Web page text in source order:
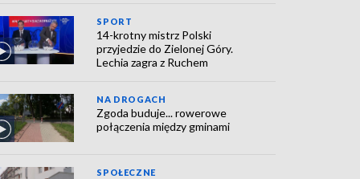
SPORT
14-krotny mistrz Polski
przyjedzie do Zielonej Góry.
Lechia zagra z Ruchem
NA DROGACH
Zgoda buduje... rowerowe
połączenia między gminami
SPOŁECZNE